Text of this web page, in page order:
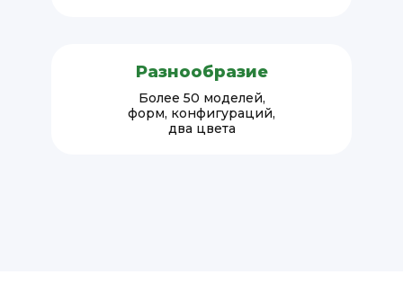
Разнообразие
Более 50 моделей,
форм, конфигураций,
два цвета